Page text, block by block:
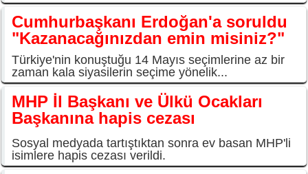
Cumhurbaşkanı Erdoğan'a soruldu
"Kazanacağınızdan emin misiniz?"
Türkiye'nin konuştuğu 14 Mayıs seçimlerine az bir
zaman kala siyasilerin seçime yönelik...
MHP İl Başkanı ve Ülkü Ocakları
Başkanına hapis cezası
Sosyal medyada tartıştıktan sonra ev basan MHP'li
isimlere hapis cezası verildi.